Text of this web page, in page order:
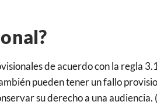
de acuerdo con la regla
pueden tener un fallo
su derecho a una